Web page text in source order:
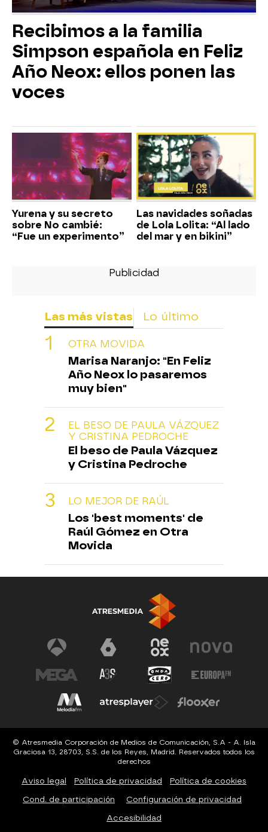
Recibimos a la familia
Simpson española en Feliz
Año Neox: ellos ponen las
voces
Yurena y su secreto
sobre No cambié:
“Fue un experimento”
Las navidades soñadas
de Lola Lolita: “Al lado
del mar y en bikini”
Las más vistas Lo último
OTRA MOVIDA
Marisa Naranjo: "En Feliz
Año Neox lo pasaremos
muy bien"
EL BESO DE PAULA VÁZQUEZ
Y CRISTINA PEDROCHE
El beso de Paula Vázquez
y Cristina Pedroche
LO MEJOR DE RAÚL
Los 'best moments' de
Raúl Gómez en Otra
Movida
© Atresmedia Corporación de Medios de Comunicación, S.A - A. Isla
Graciosa 13, 28703, S.S. de los Reyes, Madrid. Reservados todos los
derechos
Aviso legal Política de privacidad Política de cookies
Cond. de participación Configuración de privacidad
Accesibilidad